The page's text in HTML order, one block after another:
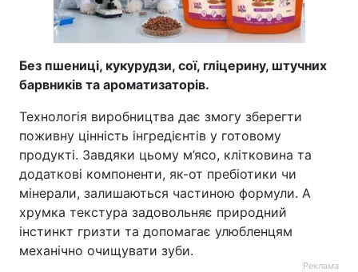
Без пшениці, кукурудзи, сої, гліцерину, штучних
барвників та ароматизаторів.
Технологія виробництва дає змогу зберегти
поживну цінність інгредієнтів у готовому
продукті. Завдяки цьому м’ясо, клітковина та
додаткові компоненти, як-от пребіотики чи
мінерали, залишаються частиною формули. А
хрумка текстура задовольняє природний
інстинкт гризти та допомагає улюбленцям
механічно очищувати зуби.
Реклама